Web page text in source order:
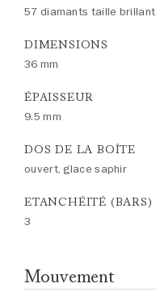
57 diamants taille brillant
DIMENSIONS
36 mm
ÉPAISSEUR
9.5 mm
DOS DE LA BOÎTE
ouvert, glace saphir
ETANCHÉITÉ (BARS)
3
Mouvement